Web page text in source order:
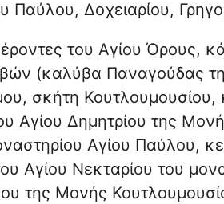
Παύλου, Δοχειαρίου,
του Αγίου Όρους,
(καλύβα Παναγούδας
σκήτη
Αγίου Δημητρίου της
Αγίου Παύλου,
Αγίου Νεκταρίου του
της Μονής